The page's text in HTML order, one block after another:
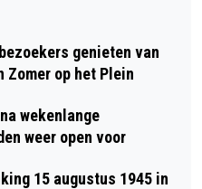
38
ECHT…
BOOK OF
– AFLEVERING
genieten van
Zomer op het Plein
wekenlange
weer open voor
15 augustus 1945 in